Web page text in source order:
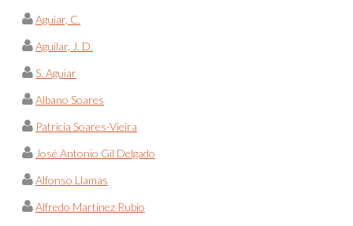
Aguiar, C.
Aguilar, J. D.
S. Aguiar
Albano Soares
Patricia Soares-Vieira
José Antonio Gil Delgado
Alfonso Llamas
Alfredo Martínez Rubio